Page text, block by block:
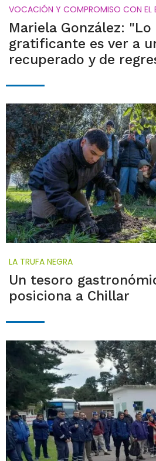
VOCACIÓN Y COMPROMISO CON EL
Mariela González: "Lo
gratificante es ver a
recuperado y de
LA TRUFA NEGRA
Un tesoro
posiciona a Chillar